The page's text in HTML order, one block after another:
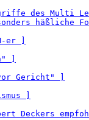
des Multi
häßliche
er ]
]
Gericht" ]
]
Deckers